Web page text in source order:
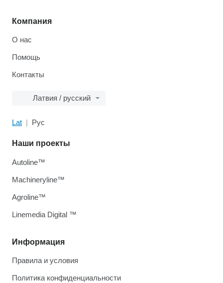
Компания
О нас
Помощь
Контакты
Латвия / русский
Lat Рус
Информация
Правила и условия
Политика конфиденциальности
Наши проекты
Autoline™
Machineryline™
Agroline™
Linemedia Digital ™